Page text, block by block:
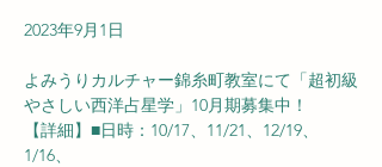
2023年9月1日
よみうりカルチャー錦糸町教室にて「超初級
やさしい西洋占星学」10月期募集中！
【詳細】■日時：10/17、11/21、12/19、
1/16、